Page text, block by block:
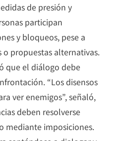
de presión y
participan
y bloqueos, pese a
propuestas alternativas.
que el diálogo debe
“Los disensos
ver enemigos”, señaló,
deben resolverse
mediante imposiciones.